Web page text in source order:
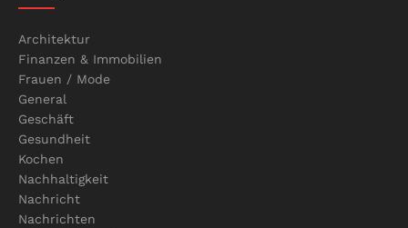
Architektur
Finanzen & Immobilien
Frauen / Mode
General
Geschäft
Gesundheit
Kochen
Nachhaltigkeit
Nachricht
Nachrichten